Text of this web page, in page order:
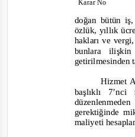
Karar No
doğan bütün
özlük, yıllık
hakları ve
bunlara
getirilmesinden
Hizmet
başlıklı 7’nci
gerektiğinde
maliyeti